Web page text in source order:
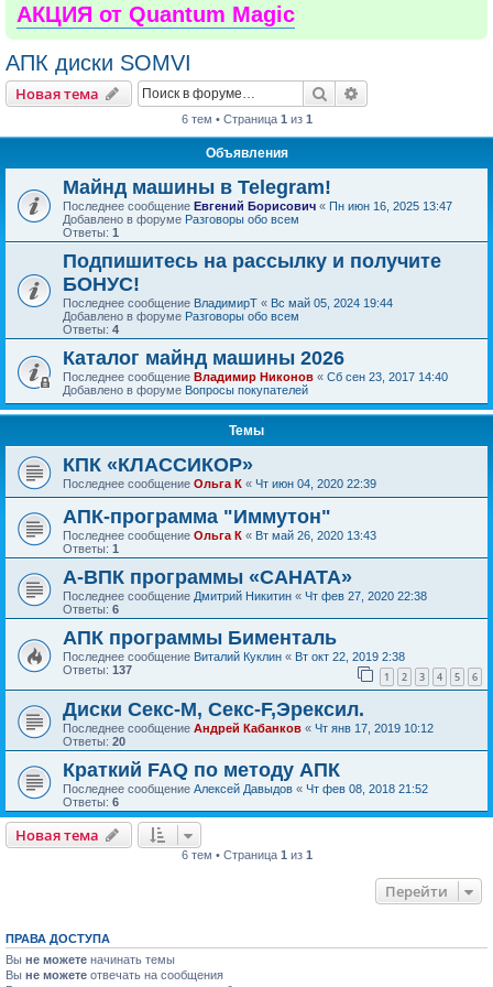
АКЦИЯ от Quantum Magic
АПК диски SOMVI
Новая тема Поиск
6 тем • Страница 1 из 1
Объявления
Майнд машины в Telegram!
Последнее сообщение Евгений Борисович « Пн июн 16, 2025 13:47
Добавлено в форуме Разговоры обо всем
Ответы: 1
Подпишитесь на рассылку и получите
БОНУС!
Последнее сообщение ВладимирТ « Вс май 05, 2024 19:44
Добавлено в форуме Разговоры обо всем
Ответы: 4
Каталог майнд машины 2026
Последнее сообщение Владимир Никонов « Сб сен 23, 2017 14:40
Добавлено в форуме Вопросы покупателей
Темы
КПК «КЛАССИКОР»
Последнее сообщение Ольга К « Чт июн 04, 2020 22:39
АПК-программа "Иммутон"
Последнее сообщение Ольга К « Вт май 26, 2020 13:43
Ответы: 1
А-ВПК программы «САНАТА»
Последнее сообщение Дмитрий Никитин « Чт фев 27, 2020 22:38
Ответы: 6
АПК программы Бименталь
Последнее сообщение Виталий Куклин « Вт окт 22, 2019 2:38
Ответы: 137 1 2 3 4 5 6
Диски Секс-М, Секс-F,Эрексил.
Последнее сообщение Андрей Кабанков « Чт янв 17, 2019 10:12
Ответы: 20
Краткий FAQ по методу АПК
Последнее сообщение Алексей Давыдов « Чт фев 08, 2018 21:52
Ответы: 6
Новая тема
6 тем • Страница 1 из 1
Перейти
ПРАВА ДОСТУПА
Вы не можете начинать темы
Вы не можете отвечать на сообщения